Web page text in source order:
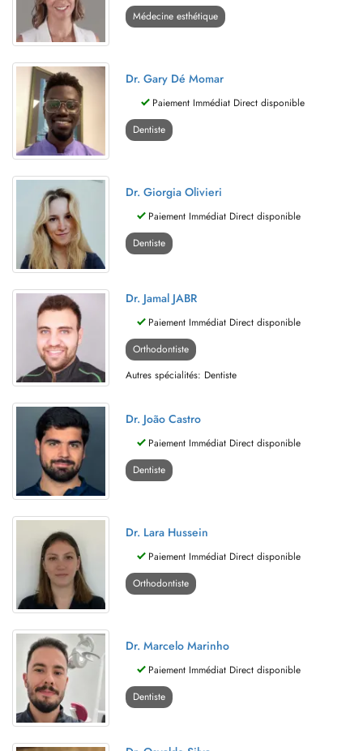
Médecine esthétique
Dr. Gary Dé Momar
Paiement Immédiat Direct disponible
Dentiste
Dr. Giorgia Olivieri
Paiement Immédiat Direct disponible
Dentiste
Dr. Jamal JABR
Paiement Immédiat Direct disponible
Orthodontiste
Autres spécialités: Dentiste
Dr. João Castro
Paiement Immédiat Direct disponible
Dentiste
Dr. Lara Hussein
Paiement Immédiat Direct disponible
Orthodontiste
Dr. Marcelo Marinho
Paiement Immédiat Direct disponible
Dentiste